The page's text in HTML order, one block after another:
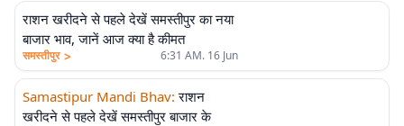
राशन खरीदने से पहले देखें समस्तीपुर का नया
बाजार भाव, जानें आज क्या है कीमत
समस्तीपुर > 6:31 AM. 16 Jun
Samastipur Mandi Bhav: राशन
खरीदने से पहले देखें समस्तीपुर बाजार के